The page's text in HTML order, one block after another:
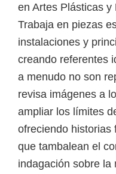
en Artes Plásticas y
Trabaja en piezas
instalaciones y
creando referentes
a menudo no son
revisa imágenes a
ampliar los límites
ofreciendo historias
que tambalean el
indagación sobre la